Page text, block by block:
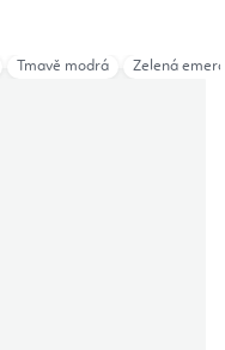
Tmavě modrá Zelená